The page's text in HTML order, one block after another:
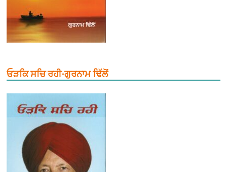
ਓੜਕਿ ਸਚਿ ਰਹੀ-ਗੁਰਨਾਮ ਢਿੱਲੋਂ